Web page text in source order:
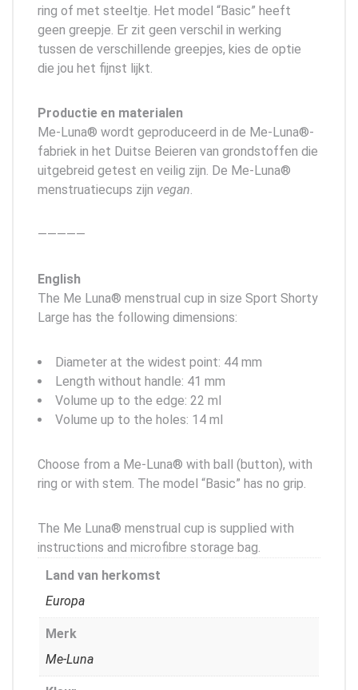
ring of met steeltje. Het model “Basic” heeft
geen greepje. Er zit geen verschil in werking
tussen de verschillende greepjes, kies de optie
die jou het fijnst lijkt.
Productie en materialen
Me-Luna® wordt geproduceerd in de Me-Luna®-
fabriek in het Duitse Beieren van grondstoffen die
uitgebreid getest en veilig zijn. De Me-Luna®
menstruatiecups zijn vegan.
—————
English
The Me Luna® menstrual cup in size Sport Shorty
Large has the following dimensions:
Diameter at the widest point: 44 mm
Length without handle: 41 mm
Volume up to the edge: 22 ml
Volume up to the holes: 14 ml
Choose from a Me-Luna® with ball (button), with
ring or with stem. The model “Basic” has no grip.
The Me Luna® menstrual cup is supplied with
instructions and microfibre storage bag.
Land van herkomst
Europa
Merk
Me-Luna